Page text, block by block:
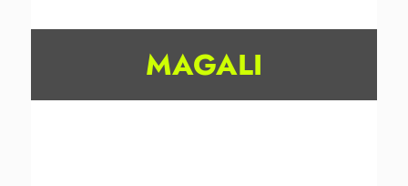
MAGALI